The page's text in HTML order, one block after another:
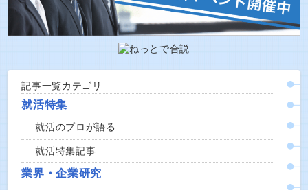
記事一覧カテゴリ
就活特集
就活のプロが語る
就活特集記事
業界・企業研究